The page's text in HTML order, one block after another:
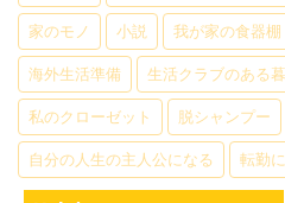
家のモノ 小説 我が家の食器棚
海外生活準備 生活クラブのある
私のクローゼット 脱シャンプー
自分の人生の主人公になる 転勤